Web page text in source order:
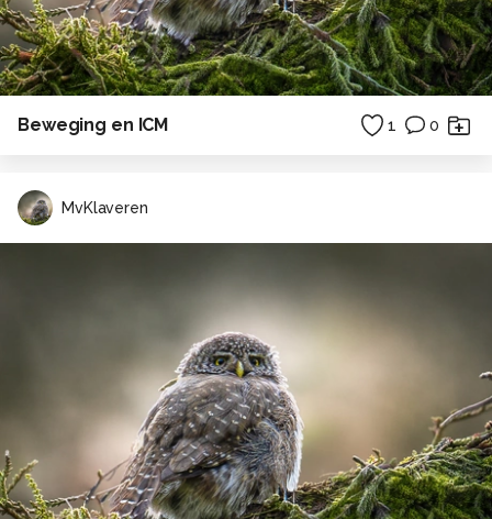
Beweging en ICM 1 0
MvKlaveren